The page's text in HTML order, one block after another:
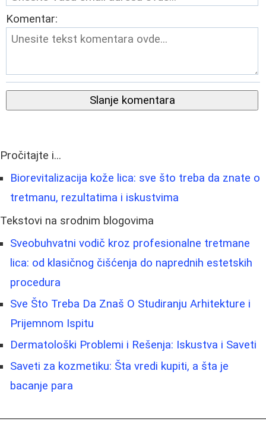
Komentar:
Slanje komentara
Pročitajte i...
Biorevitalizacija kože lica: sve što treba da znate o
tretmanu, rezultatima i iskustvima
Tekstovi na srodnim blogovima
Sveobuhvatni vodič kroz profesionalne tretmane
lica: od klasičnog čišćenja do naprednih estetskih
procedura
Sve Što Treba Da Znaš O Studiranju Arhitekture i
Prijemnom Ispitu
Dermatološki Problemi i Rešenja: Iskustva i Saveti
Saveti za kozmetiku: Šta vredi kupiti, a šta je
bacanje para